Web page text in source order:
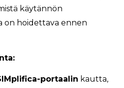
käytännön
on hoidettava ennen
portaalin kautta,